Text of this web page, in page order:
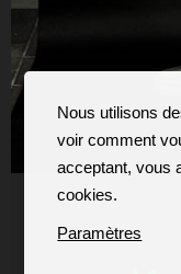
Nous utilisons
voir comment
acceptant, vous
cookies.
Paramètres